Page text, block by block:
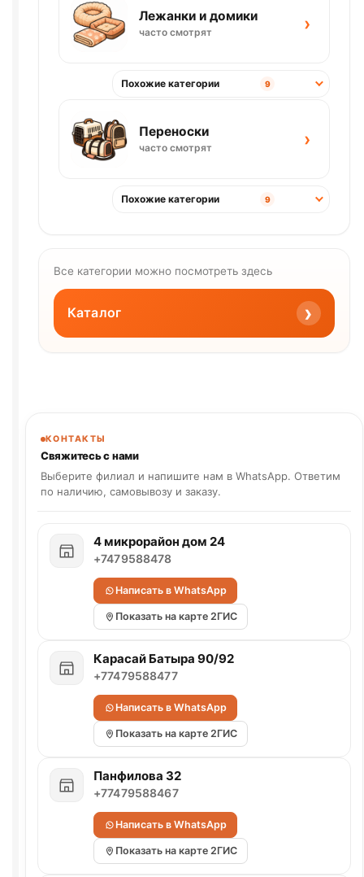
Лежанки и домики
часто смотрят ›
Похожие категории 9
Переноски
часто смотрят ›
Похожие категории 9
Все категории можно посмотреть здесь
Каталог ›
КОНТАКТЫ
Свяжитесь с нами
Выберите филиал и напишите нам в WhatsApp. Ответим
по наличию, самовывозу и заказу.
4 микрорайон дом 24
+7479588478
Написать в WhatsApp
Показать на карте 2ГИС
Карасай Батыра 90/92
+77479588477
Написать в WhatsApp
Показать на карте 2ГИС
Панфилова 32
+77479588467
Написать в WhatsApp
Показать на карте 2ГИС